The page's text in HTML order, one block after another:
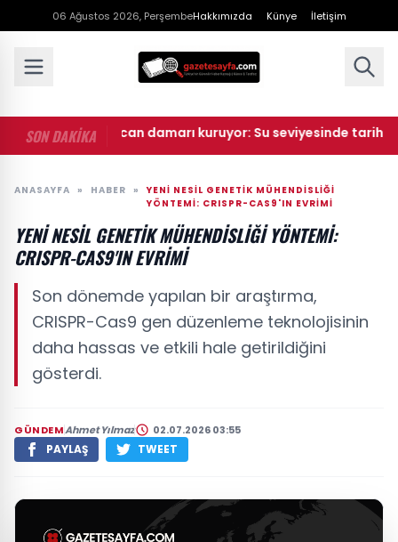
06 Ağustos 2026, PerşembeHakkımızda Künye İletişim
SON DAKİKA
• Avrupa'nın can damarı kuruyor: Su seviyesinde tarihi düşüş
ANASAYFA » HABER »
YENI NESIL GENETIK MÜHENDISLIĞI
YÖNTEMI: CRISPR-CAS9'IN EVRIMI
YENI NESIL GENETIK MÜHENDISLIĞI YÖNTEMI:
CRISPR-CAS9'IN EVRIMI
Son dönemde yapılan bir araştırma,
CRISPR-Cas9 gen düzenleme teknolojisinin
daha hassas ve etkili hale getirildiğini
gösterdi.
GÜNDEMAhmet Yılmaz 02.07.2026 03:55
PAYLAŞ TWEET